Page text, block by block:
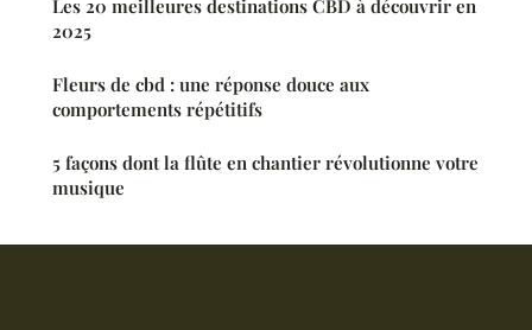
Les 20 meilleures destinations CBD à découvrir en
2025
Fleurs de cbd : une réponse douce aux
comportements répétitifs
5 façons dont la flûte en chantier révolutionne votre
musique